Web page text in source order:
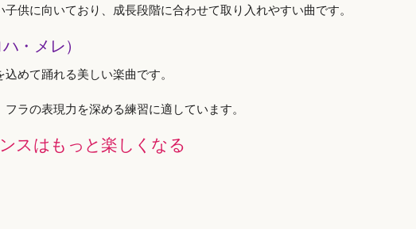
供に向いており、成長段階に合わせて取り入れやすい曲です。
・メレ）
めて踊れる美しい楽曲です。
ラの表現力を深める練習に適しています。
スはもっと楽しくなる